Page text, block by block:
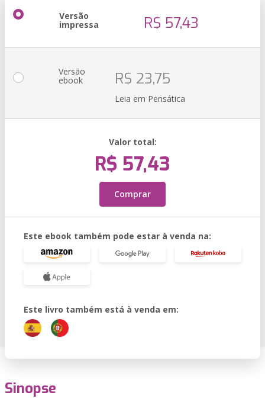
Versão
impressa R$ 57,43
Versão
ebook R$ 23,75
Leia em Pensática
Valor total:
R$ 57,43
Comprar
Este ebook também pode estar à venda na:
Este livro também está à venda em:
Sinopse